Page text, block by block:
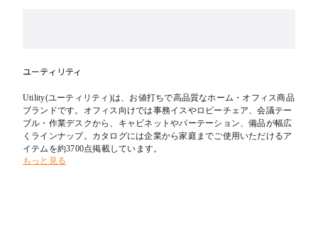
ユーティリティ
Utility(ユーティリティ)は、お値打ちで高品質なホーム・オフィス商品
ブランドです。オフィス向けでは事務イスやロビーチェア、会議テー
ブル・作業デスクから、キャビネットやパーテーション、備品が幅広
くラインナップ。カタログには企業から家庭までご使用いただけるア
イテムを約3700点掲載しています。
もっと見る